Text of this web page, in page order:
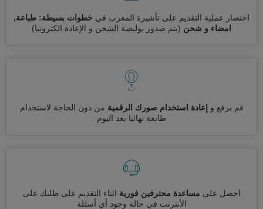
اختصار عملية التقديم على تأشيرة المغرب في خطوات بسيطة: طباعة,
امضاء و شحن (يتم صدور بوليصة الشحن و الإعادة الكترونيا)
قم برفع و إعادة استخدام صورك الرقمية من دون الحاجة لاستخدام
طابعة نهائيا بعد اليوم
احصل على مساعدة محترفين فورية اثناء التقديم على طلبك على
الأنترنت في حالة وجود أي أسئلة